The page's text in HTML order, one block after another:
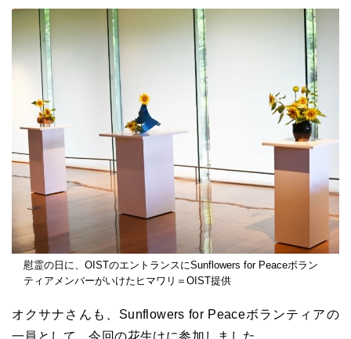
慰霊の日に、OISTのエントランスにSunflowers for Peaceボラン
ティアメンバーがいけたヒマワリ＝OIST提供
オクサナさんも、Sunflowers for Peaceボランティアの